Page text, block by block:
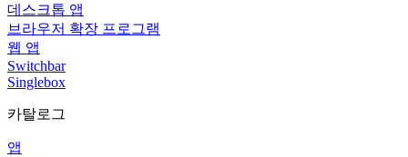
데스크톱 앱
브라우저 확장 프로그램
웹 앱
Switchbar
Singlebox
카탈로그
앱